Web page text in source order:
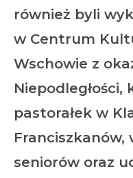
również byli
w Centrum
Wschowie z
pastorałek w
Franciszkanów,
seniorów oraz